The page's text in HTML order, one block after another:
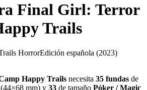
Final Girl: Terror
Trails
HorrorEdición española (2023)
Happy Trails necesita 35 fundas de
(44×68 mm) y 33 de tamaño Póker / Magic